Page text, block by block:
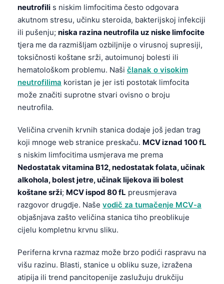
neutrofili s niskim limfocitima često odgovara
akutnom stresu, učinku steroida, bakterijskoj infekciji
ili pušenju; niska razina neutrofila uz niske limfocite
tjera me da razmišljam ozbiljnije o virusnoj supresiji,
toksičnosti koštane srži, autoimunoj bolesti ili
hematološkom problemu. Naši članak o visokim
neutrofilima koristan je jer isti postotak limfocita
može značiti suprotne stvari ovisno o broju
neutrofila.
Veličina crvenih krvnih stanica dodaje još jedan trag
koji mnoge web stranice preskaču. MCV iznad 100 fL
s niskim limfocitima usmjerava me prema
Nedostatak vitamina B12, nedostatak folata, učinak
alkohola, bolest jetre, učinak lijekova ili bolest
koštane srži; MCV ispod 80 fL preusmjerava
razgovor drugdje. Naše vodič za tumačenje MCV-a
objašnjava zašto veličina stanica tiho preoblikuje
cijelu kompletnu krvnu sliku.
Periferna krvna razmaz može brzo podići raspravu na
višu razinu. Blasti, stanice u obliku suze, izražena
atipija ili trend pancitopenije zaslužuju drukčiju
ພາສາລາວ
Basa Jawa
Cebuano
ئۇيغۇرچە
Кыргызча
Татар теле
Беларуская мова
Esperanto
Frysk
Norsk bokmål